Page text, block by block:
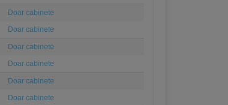
Doar cabinete
Doar cabinete
Doar cabinete
Doar cabinete
Doar cabinete
Doar cabinete